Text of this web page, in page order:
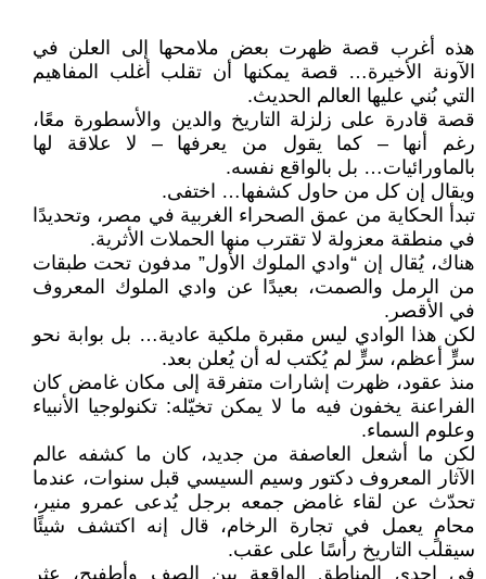
هذه أغرب قصة ظهرت بعض ملامحها إلى العلن في
الآونة الأخيرة… قصة يمكنها أن تقلب أغلب المفاهيم
التي بُني عليها العالم الحديث.
قصة قادرة على زلزلة التاريخ والدين والأسطورة معًا،
رغم أنها – كما يقول من يعرفها – لا علاقة لها
بالماورائيات… بل بالواقع نفسه.
ويقال إن كل من حاول كشفها… اختفى.
تبدأ الحكاية من عمق الصحراء الغربية في مصر، وتحديدًا
في منطقة معزولة لا تقترب منها الحملات الأثرية.
هناك، يُقال إن “وادي الملوك الأول” مدفون تحت طبقات
من الرمل والصمت، بعيدًا عن وادي الملوك المعروف
في الأقصر.
لكن هذا الوادي ليس مقبرة ملكية عادية… بل بوابة نحو
سرٍّ أعظم، سرٍّ لم يُكتب له أن يُعلن بعد.
منذ عقود، ظهرت إشارات متفرقة إلى مكان غامض كان
الفراعنة يخفون فيه ما لا يمكن تخيّله: تكنولوجيا الأنبياء
وعلوم السماء.
لكن ما أشعل العاصفة من جديد، كان ما كشفه عالم
الآثار المعروف دكتور وسيم السيسي قبل سنوات، عندما
تحدّث عن لقاء غامض جمعه برجل يُدعى عمرو منير،
محامٍ يعمل في تجارة الرخام، قال إنه اكتشف شيئًا
سيقلب التاريخ رأسًا على عقب.
في إحدى المناطق الواقعة بين الصف وأطفيح، عثر